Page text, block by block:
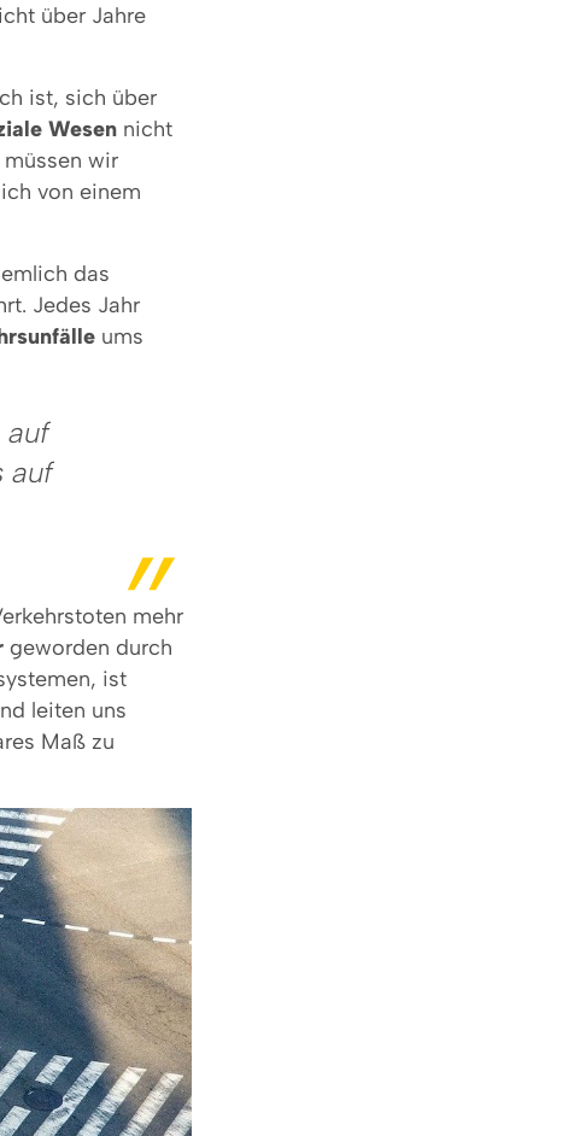
über Jahre
ist, sich über
Wesen nicht
müssen wir
von einem
das
Jedes Jahr
ums
auf
auf
mehr
geworden durch
ist
leiten uns
Maß zu